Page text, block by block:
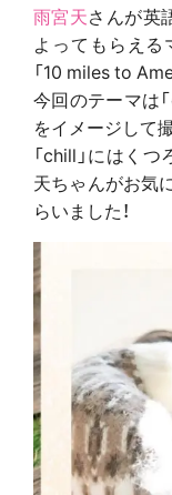
雨宮天さんが英
よってもらえ
「10 miles to
今回のテーマは
をイメージして
「chill」にはく
天ちゃんがお気
らいました！